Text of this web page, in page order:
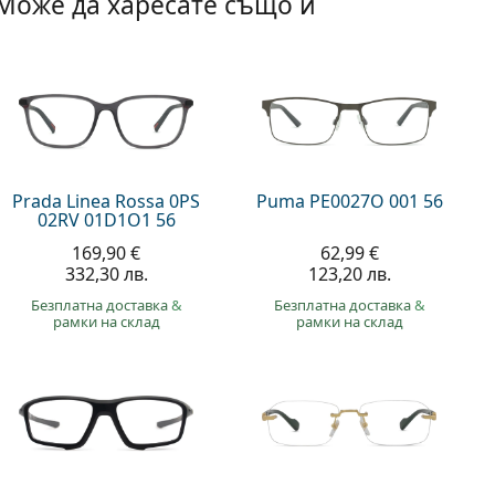
Prada Linea Rossa 0PS
02RV 01D1O1 56
169,90 €
332,30 лв.
Безплатна доставка&
рамки на склад
Puma PE0027O 001 56
62,99 €
123,20 лв.
Безплатна доставка&
рамки на склад